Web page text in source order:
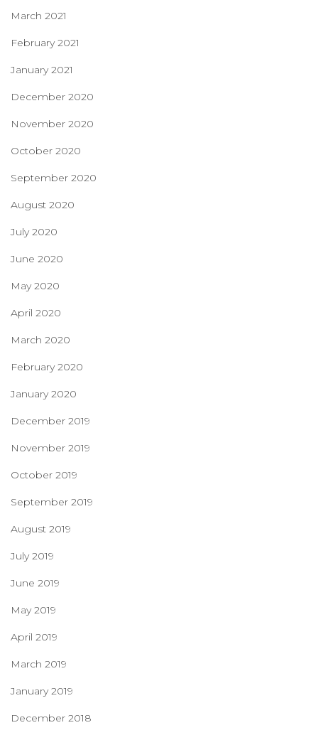
March 2021
February 2021
January 2021
December 2020
November 2020
October 2020
September 2020
August 2020
July 2020
June 2020
May 2020
April 2020
March 2020
February 2020
January 2020
December 2019
November 2019
October 2019
September 2019
August 2019
July 2019
June 2019
May 2019
April 2019
March 2019
January 2019
December 2018